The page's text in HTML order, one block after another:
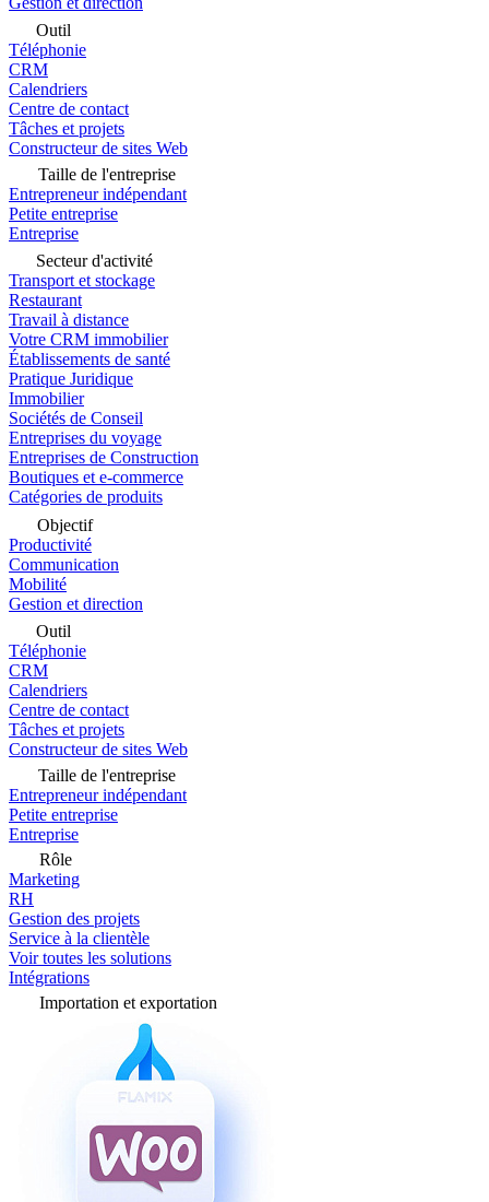
Outil
Téléphonie
CRM
Calendriers
Centre de contact
Tâches et projets
Constructeur de sites Web
Taille de l'entreprise
Entrepreneur indépendant
Petite entreprise
Entreprise
Secteur d'activité
Transport et stockage
Restaurant
Travail à distance
Votre CRM immobilier
Établissements de santé
Pratique Juridique
Immobilier
Sociétés de Conseil
Entreprises du voyage
Entreprises de Construction
Boutiques et e-commerce
Catégories de produits
Objectif
Productivité
Communication
Mobilité
Gestion et direction
Outil
Téléphonie
CRM
Calendriers
Centre de contact
Tâches et projets
Constructeur de sites Web
Taille de l'entreprise
Entrepreneur indépendant
Petite entreprise
Entreprise
Rôle
Marketing
RH
Gestion des projets
Service à la clientèle
Voir toutes les solutions
Intégrations
Importation et exportation